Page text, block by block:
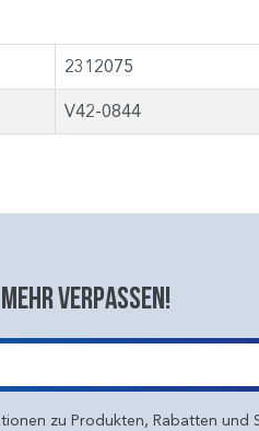
2312075
V42-0844
verpassen!
zu Produkten, Rabatten und